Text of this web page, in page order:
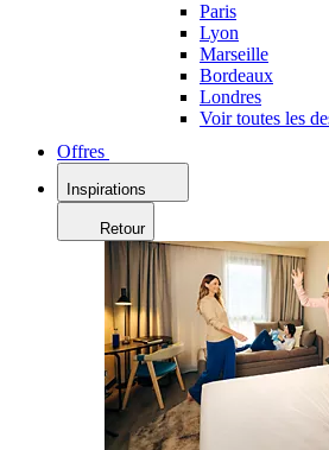
Paris
Lyon
Marseille
Bordeaux
Londres
Voir toutes les
Offres
Inspirations
Retour